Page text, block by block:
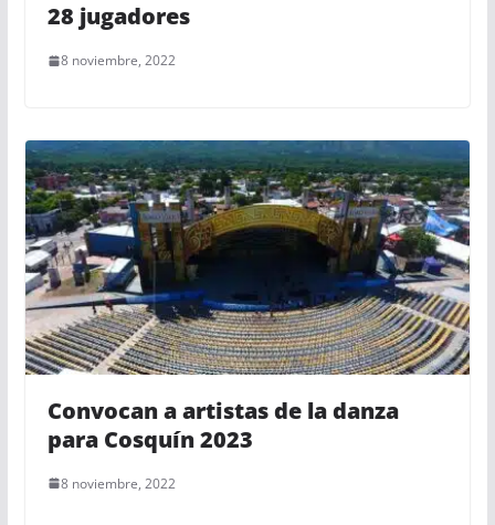
28 jugadores
8 noviembre, 2022
Convocan a artistas de la danza
para Cosquín 2023
8 noviembre, 2022